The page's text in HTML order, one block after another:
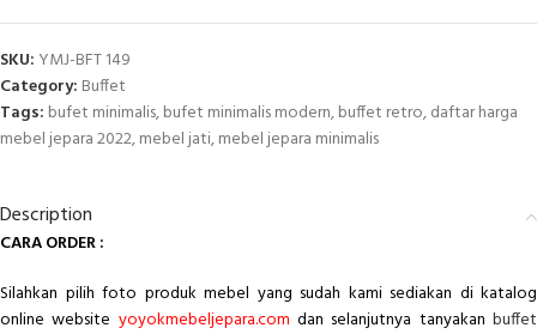
SKU: YMJ-BFT 149
Category: Buffet
Tags: bufet minimalis,bufet minimalis modern,buffet retro,daftar harga
mebel jepara 2022,mebel jati,mebel jepara minimalis
Description
CARA ORDER :
Silahkan pilih foto produk mebel yang sudah kami sediakan di katalog
online website yoyokmebeljepara.com dan selanjutnya tanyakanbuffet